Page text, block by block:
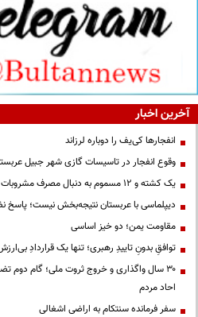
آخرین اخبار
انفجارها کی‌یف را دوباره لرزاند
وقوع انفجار در تاسیسات گازی شهر جبیل
یک کشته و ۱۲ مسموم به دنبال مصرف مشروبات الکلی در نیشابور
دیپلماسی با عربستان نتیجه‌بخش نیست؛
مقاومت یمن؛ دو خیز اساسی
توافقِ بدونِ تاییدِ رهبری؛ تنها یک قراردادِ
۳۰ سال واگذاری و خروج ثروت ملی؛ گام دوم
احاد مردم
سفر فرمانده سنتکام به اراضی اشغالی